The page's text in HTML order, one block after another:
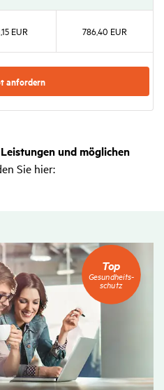
EUR 786,40 EUR
anfor­dern
Leistungen und möglichen
Sie hier:
Gesundheitsschutz
Top
Gesundheits­
schutz